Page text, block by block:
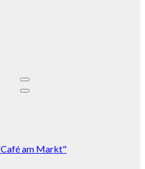
am Markt"